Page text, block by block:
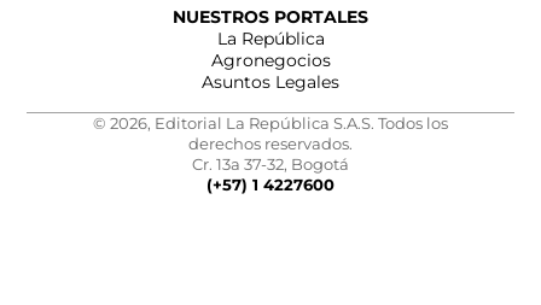
NUESTROS PORTALES
La República
Agronegocios
Asuntos Legales
© 2026, Editorial La República S.A.S. Todos los
derechos reservados.
Cr. 13a 37-32, Bogotá
(+57) 1 4227600